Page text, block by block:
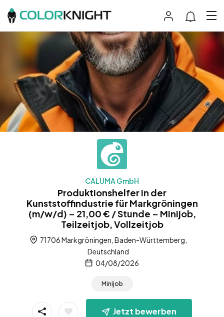
CALUMA GmbH
Produktionshelfer in der
Kunststoffindustrie für Markgröningen
(m/w/d) – 21,00 € / Stunde – Minijob,
Teilzeitjob, Vollzeitjob
71706 Markgröningen, Baden-Württemberg,
Deutschland
04/08/2026
Minijob
Jetzt bewerben